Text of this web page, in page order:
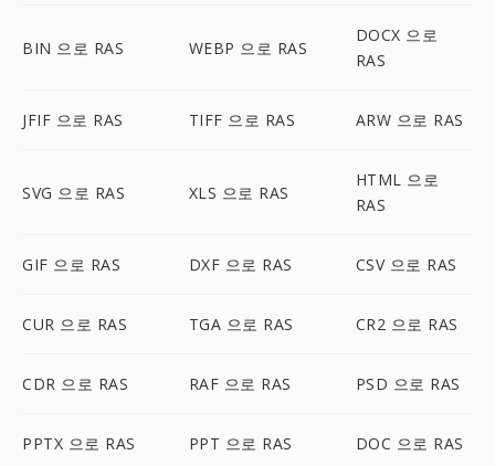
BIN 으로 RAS WEBP 으로 RAS
DOCX 으로
RAS
JFIF 으로 RAS TIFF 으로 RAS ARW 으로 RAS
SVG 으로 RAS XLS 으로 RAS
HTML 으로
RAS
GIF 으로 RAS DXF 으로 RAS CSV 으로 RAS
CUR 으로 RAS TGA 으로 RAS CR2 으로 RAS
CDR 으로 RAS RAF 으로 RAS PSD 으로 RAS
PPTX 으로 RAS PPT 으로 RAS DOC 으로 RAS